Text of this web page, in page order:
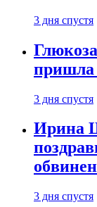
3 дня спустя
пришла
3 дня спустя
Ирина
3 дня спустя